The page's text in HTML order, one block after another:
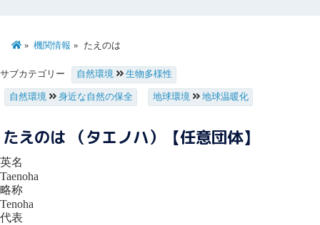
機関情報 たえのは
サブカテゴリー 自然環境 生物多様性
自然環境 身近な自然の保全 地球環境 地球温暖化
たえのは （タエノハ）【任意団体】
英名
Taenoha
略称
Tenoha
代表